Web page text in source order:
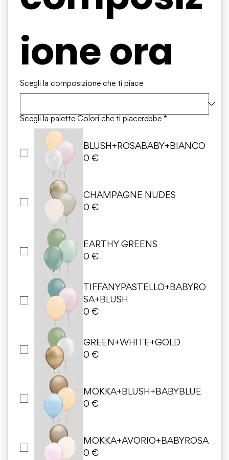
ione ora
Scegli la composizione che ti piace
Scegli la palette Colori che ti piacerebbe *
BLUSH+ROSABABY+BIANCO
0 €
CHAMPAGNE NUDES
0 €
EARTHY GREENS
0 €
TIFFANYPASTELLO+BABYRO
SA+BLUSH
0 €
GREEN+WHITE+GOLD
0 €
MOKKA+BLUSH+BABYBLUE
0 €
MOKKA+AVORIO+BABYROSA
0 €